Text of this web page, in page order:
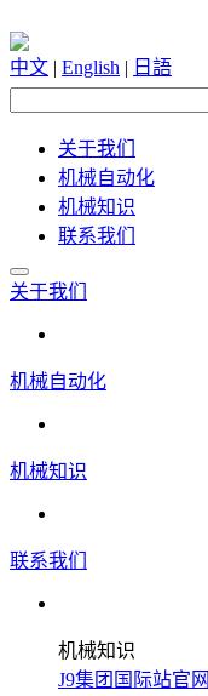
中文 | English | 日語
关于我们
机械自动化
机械知识
联系我们
关于我们
机械自动化
机械知识
联系我们
机械知识
J9集团国际站官网